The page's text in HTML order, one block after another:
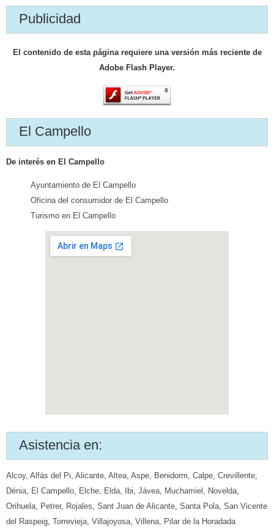
Publicidad
El contenido de esta página requiere una versión más reciente de
Adobe Flash Player.
El Campello
De interés en El Campello
Ayuntamiento de El Campello
Oficina del consumidor de El Campello
Turismo en El Campello
Asistencia en:
Alcoy, Alfás del Pi Alicante Altea Aspe Benidorm Calpe Crevillente
Dénia
El Campello Elche Elda Ibi Jávea Muchamiel Novelda
Orihuela
Petrer, Rojales Sant Juan de Alicante Santa Pola San Vicente
del Raspeig Torrevieja Villajoyosa Villena Pilar de la Horadada